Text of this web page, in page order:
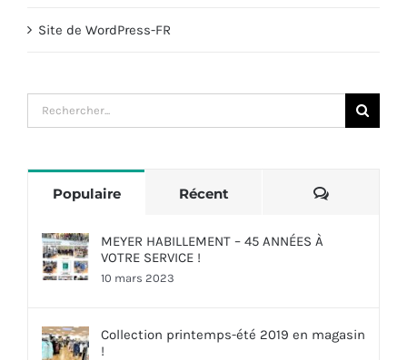
Site de WordPress-FR
Rechercher:
Populaire Récent
MEYER HABILLEMENT – 45 ANNÉES À
VOTRE SERVICE !
10 mars 2023
Collection printemps-été 2019 en magasin
!